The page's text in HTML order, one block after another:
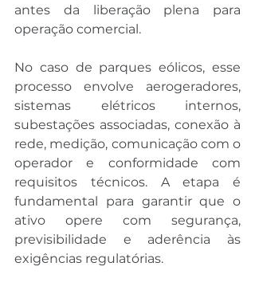
antes da liberação plena para
operação comercial.
No caso de parques eólicos, esse
processo envolve aerogeradores,
sistemas elétricos internos,
subestações associadas, conexão à
rede, medição, comunicação com o
operador e conformidade com
requisitos técnicos. A etapa é
fundamental para garantir que o
ativo opere com segurança,
previsibilidade e aderência às
exigências regulatórias.